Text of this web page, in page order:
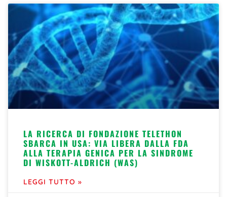
LA RICERCA DI FONDAZIONE TELETHON
SBARCA IN USA: VIA LIBERA DALLA FDA
ALLA TERAPIA GENICA PER LA SINDROME
DI WISKOTT-ALDRICH (WAS)
LEGGI TUTTO »